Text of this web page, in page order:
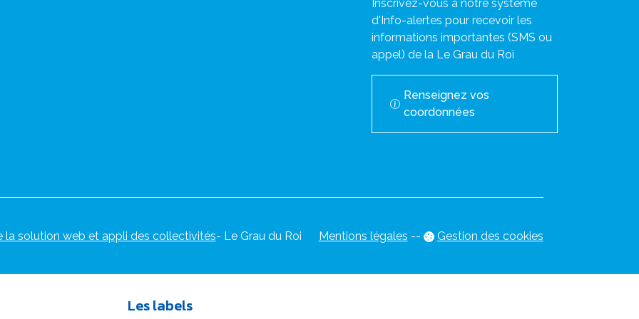
Inscrivez-vous à notre système
d'Info-alertes pour recevoir les
informations importantes (SMS ou
appel) de la Le Grau du Roi
Renseignez vos
coordonnées
la solution web et appli des collectivités- Le Grau du Roi Mentions légales -- Gestion des cookies
Les labels